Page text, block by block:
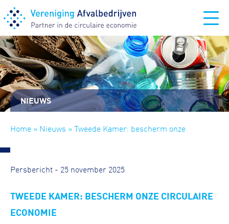
NIEUWS
Home » Nieuws » Tweede Kamer: bescherm onze
Persbericht - 25 november 2025
TWEEDE KAMER: BESCHERM ONZE CIRCULAIRE
ECONOMIE